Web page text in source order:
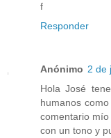
f
Responder
Anónimo 2 de
Hola José
humanos
comentario
con un tono y